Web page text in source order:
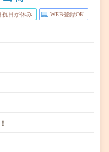
祝日が休み WEB登録OK